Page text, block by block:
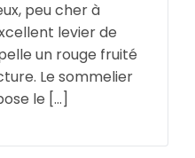
peu cher à
levier de
un rouge fruité
Le sommelier
le […]